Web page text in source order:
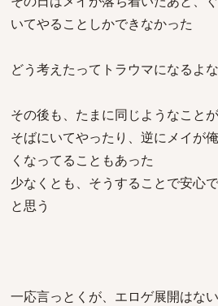
いてやることしかできなかった
どう考えたってトラウマになるよな
その後も、たまに同じようなこと
そばにいてやったり、逆にメイが
くなってることもあった
少なくとも、そうすることで安心
と思う
一応言っとくが、エロゲ展開はな